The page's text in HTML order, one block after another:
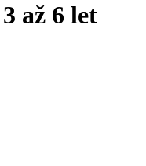
až 6 let